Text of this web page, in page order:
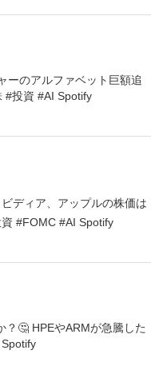
ーのアルファベット巨額追
#投資 #AI Spotify
ディア、アップルの株価は
#FOMC #AI Spotify
🤔 HPEやARMが急騰した